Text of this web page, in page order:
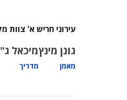
עירוני חריש א' צוות
גונן מינץ
מאמן
מיכאל
מדריך